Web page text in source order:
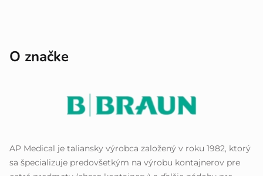
O značke
AP Medical je taliansky výrobca založený v roku 1982, ktorý
sa špecializuje predovšetkým na výrobu kontajnerov pre